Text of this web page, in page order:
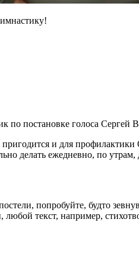
по постановке голоса Сергей
и для
делать ежедневно, по утрам,
попробуйте, будто
текст, например,